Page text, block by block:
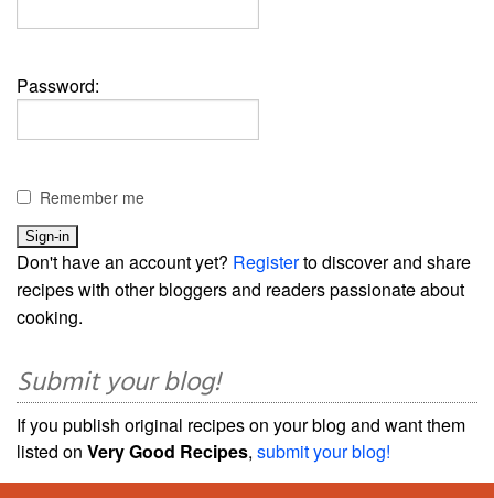
Password:
Remember me
Don't have an account yet? Registerto discover and share
recipes with other bloggers and readers passionate about
cooking.
Submit your blog!
If you publish original recipes on your blog and want them
listed on Very Good Recipes, submit your blog!